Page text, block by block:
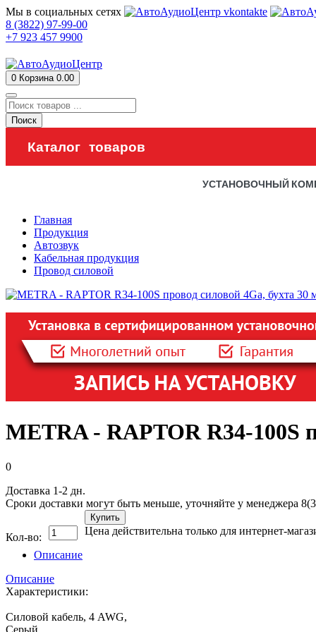
Мы в социальных сетях
8 (3822) 97-99-00
+7 923 457 9900
0 Корзина 0.00
Поиск
Каталог товаров
УСТАНОВОЧНЫЙ
Главная
Продукция
Автозвук
Кабельная продукция
Провод силовой
METRA - RAPTOR R34-100S
0
Доставка 1-2 дн.
Сроки доставки могут быть меньше, уточняйте у менеджера
Кол-во:
Купить
Цена действительна только для интернет-
Описание
Описание
Характеристики:
Силовой кабель, 4 AWG,
Серый,